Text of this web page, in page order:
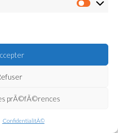
prÃ©fÃ©rences
ConfidentialitÃ©